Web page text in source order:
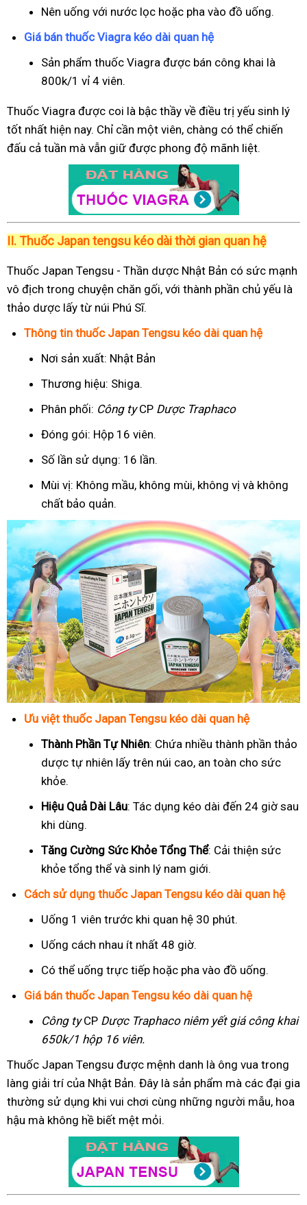
Nên uống với nước lọc hoặc pha vào đồ uống.
Giá bán thuốc Viagra kéo dài quan hệ
Sản phẩm thuốc Viagra được bán công khai là
800k/1 vỉ 4 viên.
Thuốc Viagra được coi là bậc thầy về điều trị yếu sinh lý
tốt nhất hiện nay. Chỉ cần một viên, chàng có thể chiến
đấu cả tuần mà vẫn giữ được phong độ mãnh liệt.
II. Thuốc Japan tengsu kéo dài thời gian quan hệ
Thuốc Japan Tengsu - Thần dược Nhật Bản có sức mạnh
vô địch trong chuyện chăn gối, với thành phần chủ yếu là
thảo dược lấy từ núi Phú Sĩ.
Thông tin thuốc Japan Tengsu kéo dài quan hệ
Nơi sản xuất: Nhật Bản
Thương hiệu: Shiga.
Phân phối: Công tyCP Dược Traphaco
Đóng gói: Hộp 16 viên.
Số lần sử dụng: 16 lần.
Mùi vị: Không mầu, không mùi, không vị và không
chất bảo quản.
Ưu việt thuốc Japan Tengsu kéo dài quan hệ
Thành Phần Tự Nhiên: Chứa nhiều thành phần thảo
dược tự nhiên lấy trên núi cao, an toàn cho sức
khỏe.
Hiệu Quả Dài Lâu: Tác dụng kéo dài đến 24 giờ sau
khi dùng.
Tăng Cường Sức Khỏe Tổng Thể: Cải thiện sức
khỏe tổng thể và sinh lý nam giới.
Cách sử dụng thuốc Japan Tengsu kéo dài quan hệ
Uống 1 viên trước khi quan hệ 30 phút.
Uống cách nhau ít nhất 48 giờ.
Có thể uống trực tiếp hoặc pha vào đồ uống.
Giá bán thuốc Japan Tengsu kéo dài quan hệ
Công tyCP Dược Traphaconiêm yết giá công khai
650k/1 hộp 16 viên.
Thuốc Japan Tengsu được mệnh danh là ông vua trong
làng giải trí của Nhật Bản. Đây là sản phẩm mà các đại gia
thường sử dụng khi vui chơi cùng những người mẫu, hoa
hậu mà không hề biết mệt mỏi.